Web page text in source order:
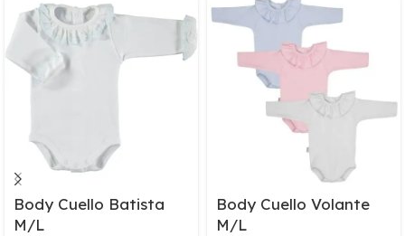
Body Cuello Batista
M/L
Body Cuello Volante
M/L